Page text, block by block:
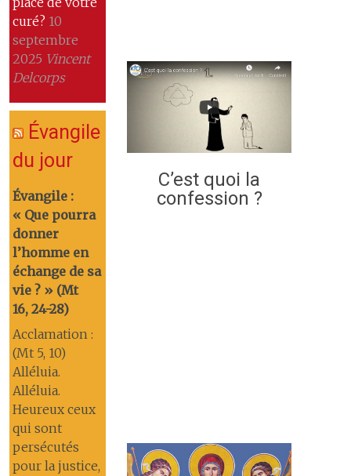
curé? 10
septembre
2025 Vincent
Delcorps
Évangile
du jour
Évangile :
« Que pourra
donner
l’homme en
échange de sa
vie ? » (Mt
16, 24-28)
Acclamation :
(Mt 5, 10)
Alléluia.
Alléluia.
Heureux ceux
qui sont
persécutés
pour la justice,
C’est quoi la
confession ?